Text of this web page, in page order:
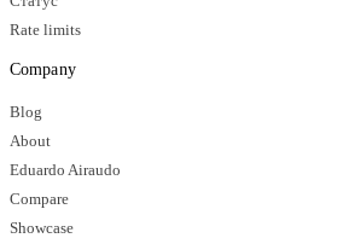
Rate limits
Company
Blog
About
Eduardo Airaudo
Compare
Showcase